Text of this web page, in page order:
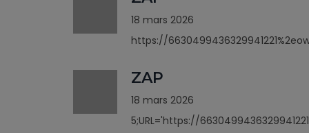
18 mars 2026
https://
ZAP
18 mars 2026
5;URL='https://